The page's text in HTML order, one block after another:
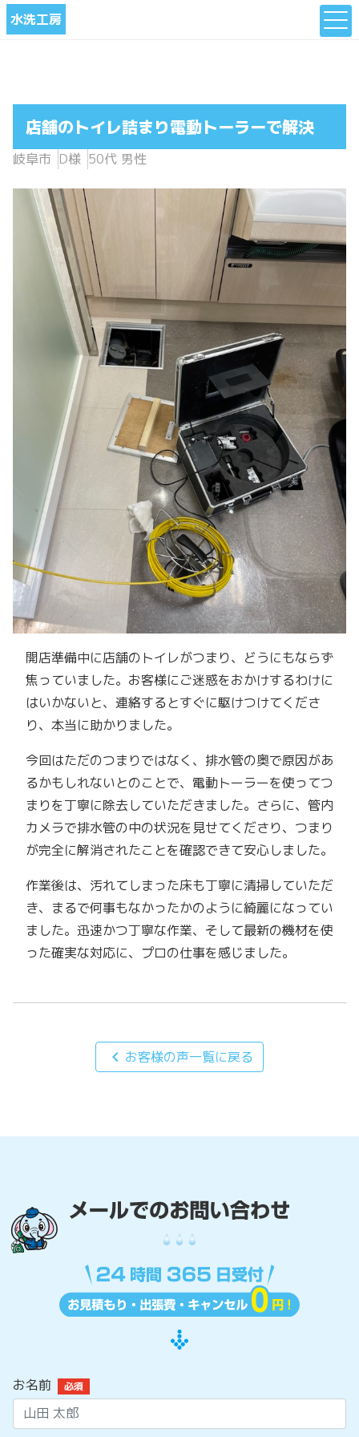
水洗工房
店舗のトイレ詰まり電動トーラーで解決
岐阜市 D様 50代 男性
開店準備中に店舗のトイレがつまり、どうにもならず
焦っていました。お客様にご迷惑をおかけするわけに
はいかないと、連絡するとすぐに駆けつけてくださ
り、本当に助かりました。
今回はただのつまりではなく、排水管の奥で原因があ
るかもしれないとのことで、電動トーラーを使ってつ
まりを丁寧に除去していただきました。さらに、管内
カメラで排水管の中の状況を見せてくださり、つまり
が完全に解消されたことを確認できて安心しました。
作業後は、汚れてしまった床も丁寧に清掃していただ
き、まるで何事もなかったかのように綺麗になってい
ました。迅速かつ丁寧な作業、そして最新の機材を使
った確実な対応に、プロの仕事を感じました。
chevron_left お客様の声一覧に戻る
お名前 必須